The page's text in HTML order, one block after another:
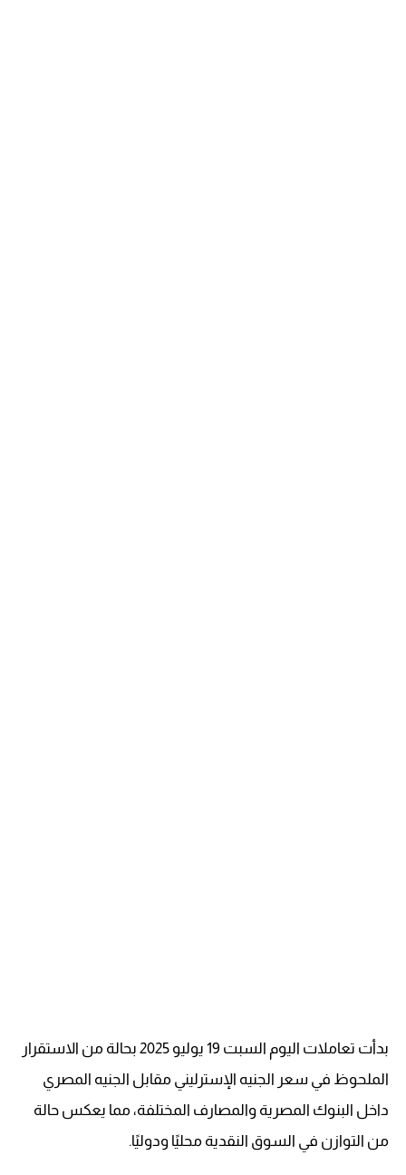
بدأت تعاملات اليوم السبت 19 يوليو 2025 بحالة من الاستقرار
الملحوظ في سعر الجنيه الإسترليني مقابل الجنيه المصري
داخل البنوك المصرية والمصارف المختلفة، مما يعكس حالة
من التوازن في السوق النقدية محليًا ودوليًا.